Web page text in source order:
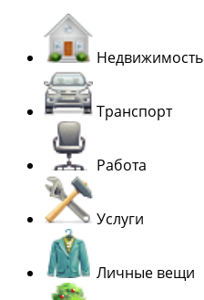
Недвижимость
Транспорт
Работа
Услуги
Личные вещи